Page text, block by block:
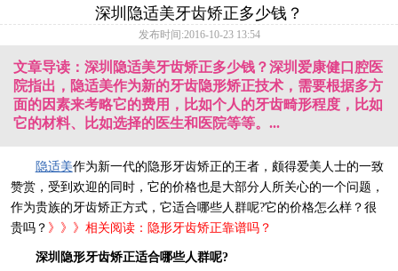
深圳隐适美牙齿矫正多少钱？
发布时间:2016-10-23 13:54
文章导读：深圳隐适美牙齿矫正多少钱？深圳爱康健口腔医
院指出，隐适美作为新的牙齿隐形矫正技术，需要根据多方
面的因素来考略它的费用，比如个人的牙齿畸形程度，比如
它的材料、比如选择的医生和医院等等。...
隐适美作为新一代的隐形牙齿矫正的王者，颇得爱美人士的一致
赞赏，受到欢迎的同时，它的价格也是大部分人所关心的一个问题，
作为贵族的牙齿矫正方式，它适合哪些人群呢?它的价格怎么样？很
贵吗？ 》》》相关阅读： 隐形牙齿矫正靠谱吗？
深圳隐形牙齿矫正适合哪些人群呢?